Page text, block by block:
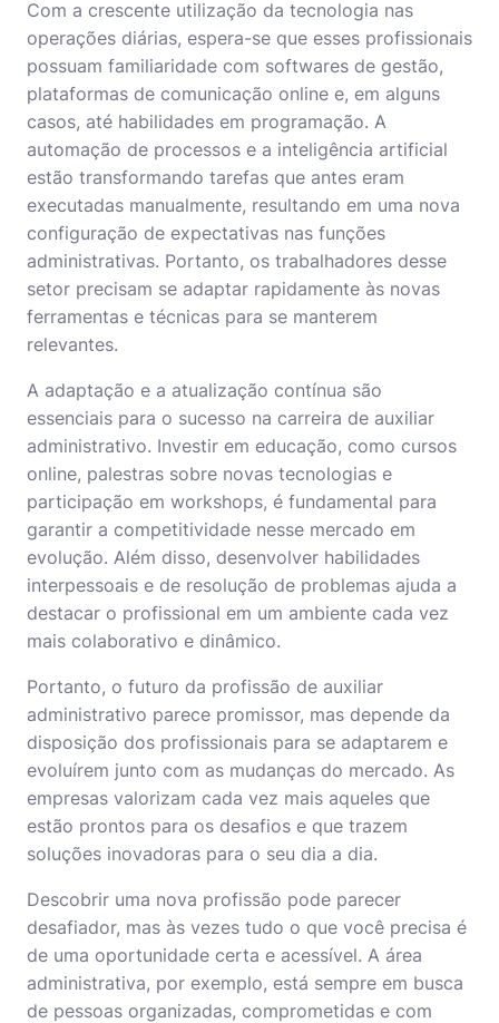
Com a crescente utilização da tecnologia nas
operações diárias, espera-se que esses profissionais
possuam familiaridade com softwares de gestão,
plataformas de comunicação online e, em alguns
casos, até habilidades em programação. A
automação de processos e a inteligência artificial
estão transformando tarefas que antes eram
executadas manualmente, resultando em uma nova
configuração de expectativas nas funções
administrativas. Portanto, os trabalhadores desse
setor precisam se adaptar rapidamente às novas
ferramentas e técnicas para se manterem
relevantes.
A adaptação e a atualização contínua são
essenciais para o sucesso na carreira de auxiliar
administrativo. Investir em educação, como cursos
online, palestras sobre novas tecnologias e
participação em workshops, é fundamental para
garantir a competitividade nesse mercado em
evolução. Além disso, desenvolver habilidades
interpessoais e de resolução de problemas ajuda a
destacar o profissional em um ambiente cada vez
mais colaborativo e dinâmico.
Portanto, o futuro da profissão de auxiliar
administrativo parece promissor, mas depende da
disposição dos profissionais para se adaptarem e
evoluírem junto com as mudanças do mercado. As
empresas valorizam cada vez mais aqueles que
estão prontos para os desafios e que trazem
soluções inovadoras para o seu dia a dia.
Descobrir uma nova profissão pode parecer
desafiador, mas às vezes tudo o que você precisa é
de uma oportunidade certa e acessível. A área
administrativa, por exemplo, está sempre em busca
de pessoas organizadas, comprometidas e com